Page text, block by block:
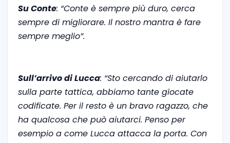
Su Conte: “Conte è sempre più duro, cerca
sempre di migliorare. Il nostro mantra è fare
sempre meglio”.
Sull’arrivo di Lucca: “Sto cercando di aiutarlo
sulla parte tattica, abbiamo tante giocate
codificate. Per il resto è un bravo ragazzo, che
ha qualcosa che può aiutarci. Penso per
esempio a come Lucca attacca la porta. Con